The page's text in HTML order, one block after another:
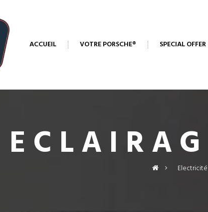
ACCUEIL VOTRE PORSCHE® SPECIAL OFFER
>